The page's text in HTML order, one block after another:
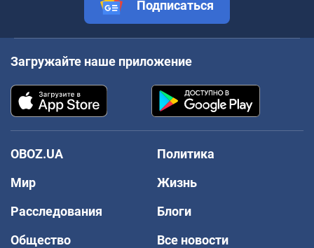
Подписаться
Загружайте наше приложение
OBOZ.UA
Политика
Мир
Жизнь
Расследования
Блоги
Общество
Все новости